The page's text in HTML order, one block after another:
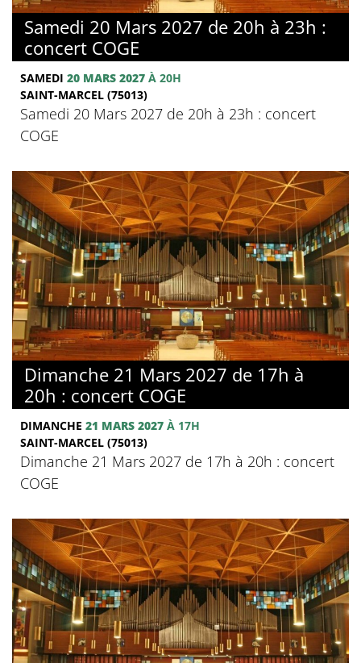
Samedi 20 Mars 2027 de 20h à 23h :
concert COGE
SAMEDI 20 MARS 2027 À 20H
SAINT-MARCEL (75013)
Samedi 20 Mars 2027 de 20h à 23h : concert
COGE
Dimanche 21 Mars 2027 de 17h à
20h : concert COGE
DIMANCHE 21 MARS 2027 À 17H
SAINT-MARCEL (75013)
Dimanche 21 Mars 2027 de 17h à 20h : concert
COGE